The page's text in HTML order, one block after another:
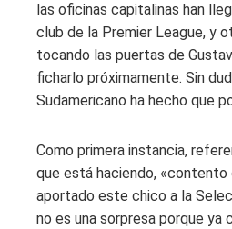
las oficinas capitalinas han
club de la Premier League, y
tocando las puertas de
ficharlo próximamente. Sin
Sudamericano ha hecho que
Como primera instancia,
que está haciendo, «contento
aportado este chico a la
no es una sorpresa porque ya